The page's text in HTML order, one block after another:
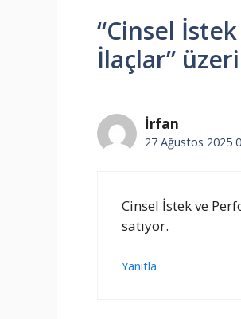
“Cinsel
İlaçlar”
İrfan
27 Ağustos 2025
Cinsel İstek ve
satıyor.
Yanıtla